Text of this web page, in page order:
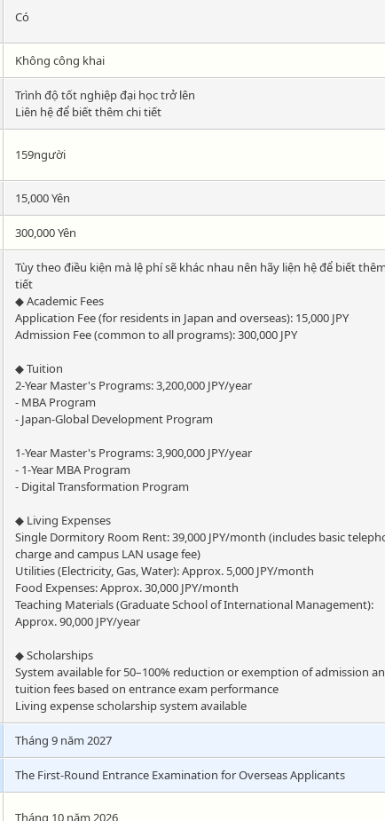
Có
Không công khai
Trình độ tốt nghiệp đại học trở lên
Liên hệ để biết thêm chi tiết
159người
15,000 Yên
300,000 Yên
Tùy theo điều kiện mà lệ phí sẽ khác nhau nên hãy liện hệ để biết
tiết
◆ Academic Fees
Application Fee (for residents in Japan and overseas): 15,000 JPY
Admission Fee (common to all programs): 300,000 JPY
◆ Tuition
2-Year Master's Programs: 3,200,000 JPY/year
- MBA Program
- Japan-Global Development Program
1-Year Master's Programs: 3,900,000 JPY/year
- 1-Year MBA Program
- Digital Transformation Program
◆ Living Expenses
Single Dormitory Room Rent: 39,000 JPY/month (includes basic
charge and campus LAN usage fee)
Utilities (Electricity, Gas, Water): Approx. 5,000 JPY/month
Food Expenses: Approx. 30,000 JPY/month
Teaching Materials (Graduate School of International Management):
Approx. 90,000 JPY/year
◆ Scholarships
System available for 50–100% reduction or exemption of admission
tuition fees based on entrance exam performance
Living expense scholarship system available
Tháng 9 năm 2027
The First-Round Entrance Examination for Overseas Applicants
Tháng 10 năm 2026